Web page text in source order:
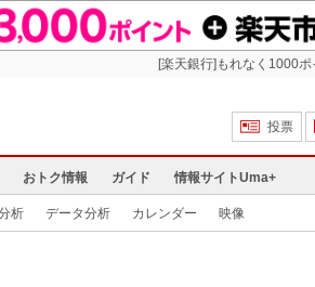
[楽天銀行]もれなく1000ポ
投票
おトク情報 ガイド 情報サイトUma+
析 データ分析 カレンダー 映像